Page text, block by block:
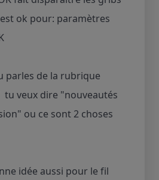
ok pour: paramètres
parles de la rubrique
veux dire "nouveautés
ou ce sont 2 choses
idée aussi pour le fil